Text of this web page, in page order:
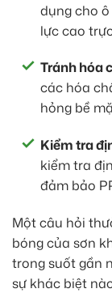
dụng cho
lực cao
Tránh hóa
các hóa
hỏng bề
Kiểm tra
kiểm tra
đảm bảo
Một câu hỏi
bóng của sơn
trong suốt gần
sự khác biệt